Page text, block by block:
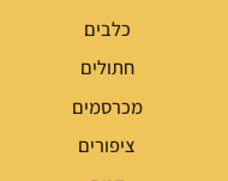
כלבים
חתולים
מכרסמים
ציפורים